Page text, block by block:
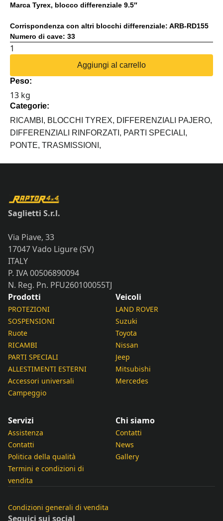
Marca Tyrex, blocco differenziale 9.5″
Corrispondenza con altri blocchi differenziale: ARB-RD155
Numero di cave: 33
BLOCCAGGIO
PAJERO
V60
quantità
Aggiungi al carrello
Peso:
13 kg
Categorie:
RICAMBI, BLOCCHI TYREX, DIFFERENZIALI PAJERO,
DIFFERENZIALI RINFORZATI, PARTI SPECIALI,
PONTE, TRASMISSIONI,
Saglietti S.r.l.
Via Piave, 33
17047 Vado Ligure (SV)
ITALY
P. IVA 00506890094
N. Reg. Pn. PFU260100055TJ
Prodotti
PROTEZIONI
SOSPENSIONI
Ruote
RICAMBI
PARTI SPECIALI
ALLESTIMENTI ESTERNI
Accessori universali
Campeggio
Veicoli
LAND ROVER
Suzuki
Toyota
Nissan
Jeep
Mitsubishi
Mercedes
Servizi
Assistenza
Contatti
Politica della qualità
Termini e condizioni di
vendita
Chi siamo
Contatti
News
Gallery
Condizioni generali di vendita
Seguici sui social